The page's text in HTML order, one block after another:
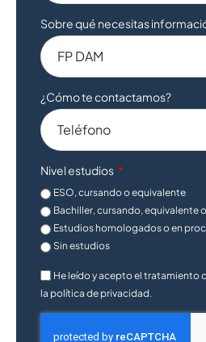
Sobre qué necesitas
¿Cómo te contactamos?
Nivel estudios
ESO, cursando o equivalente
Bachiller, cursando, equivalente
Estudios homologados o en
Sin estudios
He leído y acepto el tratamiento
la política de privacidad.